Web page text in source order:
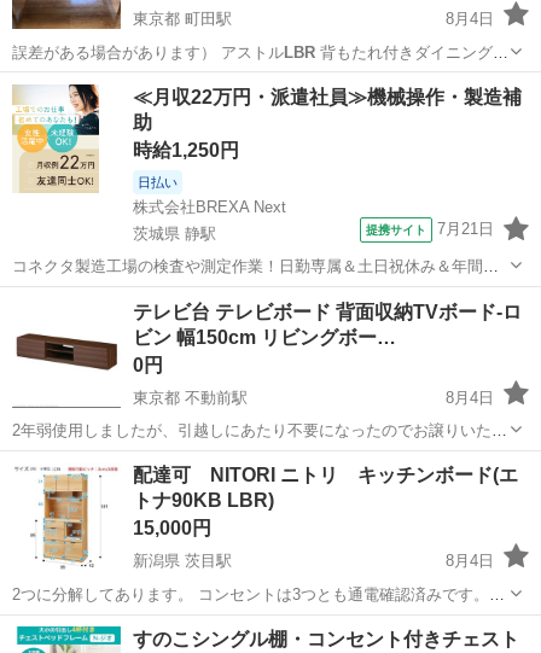
東京都 町田駅
8月4日
誤差がある場合があります） アストルLBR背もたれ付きダイニングベ
ンチとし…
東京 町田市 町田駅 ソファ リユース
≪月収22万円・派遣社員≫機械操作・製造補
助
時給1,250円
日払い
株式会社BREXA Next
茨城県 静駅
提携サイト 7月21日
コネクタ製造工場の検査や測定作業！日勤専属＆土日祝休み＆年間休
日128日★クリーンルーム内作業★マイカー通勤OK＆無料駐車場あり
★就業先食堂利用可！日払い制度あり！《茨城県常陸大宮市》 人気の
工場のお仕事 ◇コネクタ製造工...
静駅 その他
テレビ台 テレビボード 背面収納TVボード-ロ
ビン 幅150cm リビングボー…
0円
東京都 不動前駅
8月4日
2年弱使用しましたが、引越しにあたり不要になったのでお譲りいたし
ます。1.5万円ほどで購入しました。キズはほとんどございません。引
取りに来ていただける方のみとさせていただきます。製品詳細→
https://store.sho...
東京 品川区 不動前駅 収納家具 ロビン
配達可 NITORI ニトリ キッチンボード(エ
トナ90KB LBR)
15,000円
新潟県 茨目駅
8月4日
2つに分解してあります。 コンセントは3つとも通電確認済みです。
所々キズがあります。 配達可能ですが、配達料がかかります。 市内も
しくは隣市までです。 ハイエースでの配達になります。 重量物なの
新潟 柏崎市 収納家具
すのこシングル棚・コンセント付きチェスト